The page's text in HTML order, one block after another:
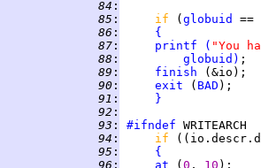
  84
:
  85
: if ( globuid
==
  86
:
{
  87
: printf ( "You
  88
: globuid )
  89
: finish
  90
: exit ( BAD
  91
:
}
  92
:
  93
: #ifndef
  94
: if
  95
:
{
  96
: at ( 0 , 10